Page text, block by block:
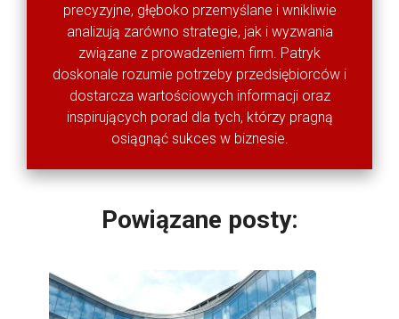
precyzyjne, głęboko przemyślane i wnikliwie
analizują zarówno strategie, jak i wyzwania
związane z prowadzeniem firm. Patryk
doskonale rozumie potrzeby przedsiębiorców i
dostarcza wartościowych informacji oraz
inspirujących porad dla tych, którzy pragną
osiągnąć sukces w biznesie.
Powiązane posty: